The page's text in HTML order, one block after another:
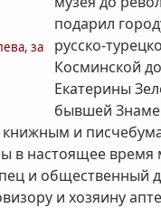
за
подарил
русско-
Косминской
Екатерины
бывшей
и
в настоящее
и
и хозяину